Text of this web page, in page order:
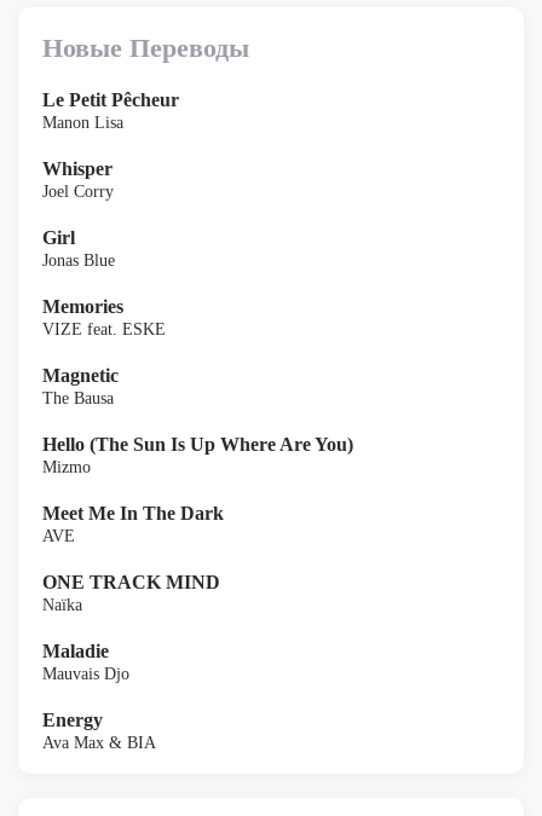
Новые Переводы
Le Petit Pêcheur
Manon Lisa
Whisper
Joel Corry
Girl
Jonas Blue
Memories
VIZE feat. ESKE
Magnetic
The Bausa
Hello (The Sun Is Up Where Are You)
Mizmo
Meet Me In The Dark
AVE
ONE TRACK MIND
Naïka
Maladie
Mauvais Djo
Energy
Ava Max & BIA